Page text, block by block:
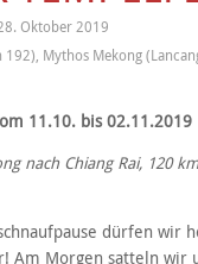
Oktober 2019
192), Mythos Mekong
11.10. bis 02.11.2019
nach Chiang Rai, 120
dürfen wir
Am Morgen satteln wir